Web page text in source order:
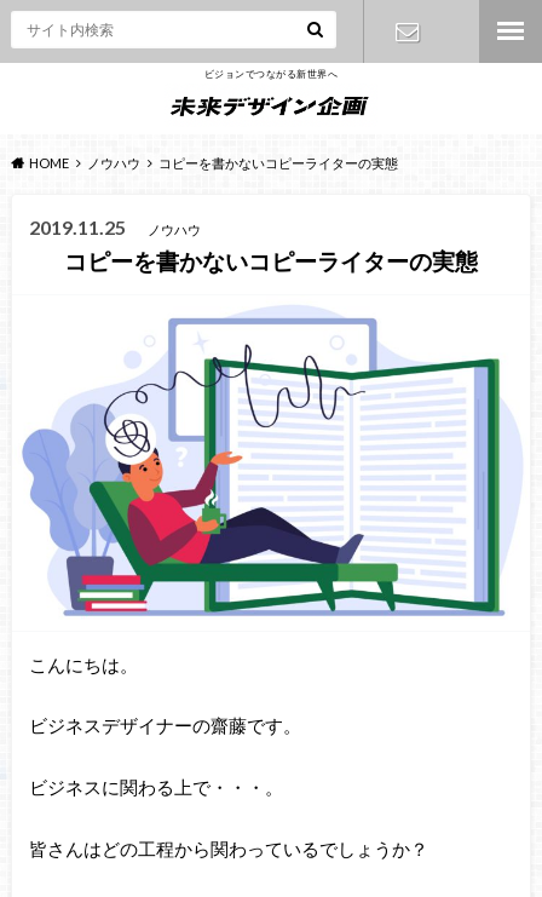
ビジョンでつながる新世界へ
HOME ノウハウ コピーを書かないコピーライターの実態
2019.11.25 ノウハウ
コピーを書かないコピーライターの実態
こんにちは。
ビジネスデザイナーの齋藤です。
ビジネスに関わる上で・・・。
皆さんはどの工程から関わっているでしょうか？